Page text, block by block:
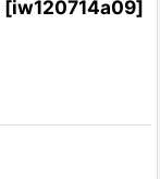
[iw120714a09]